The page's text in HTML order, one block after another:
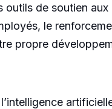
outils de soutien
le
propre